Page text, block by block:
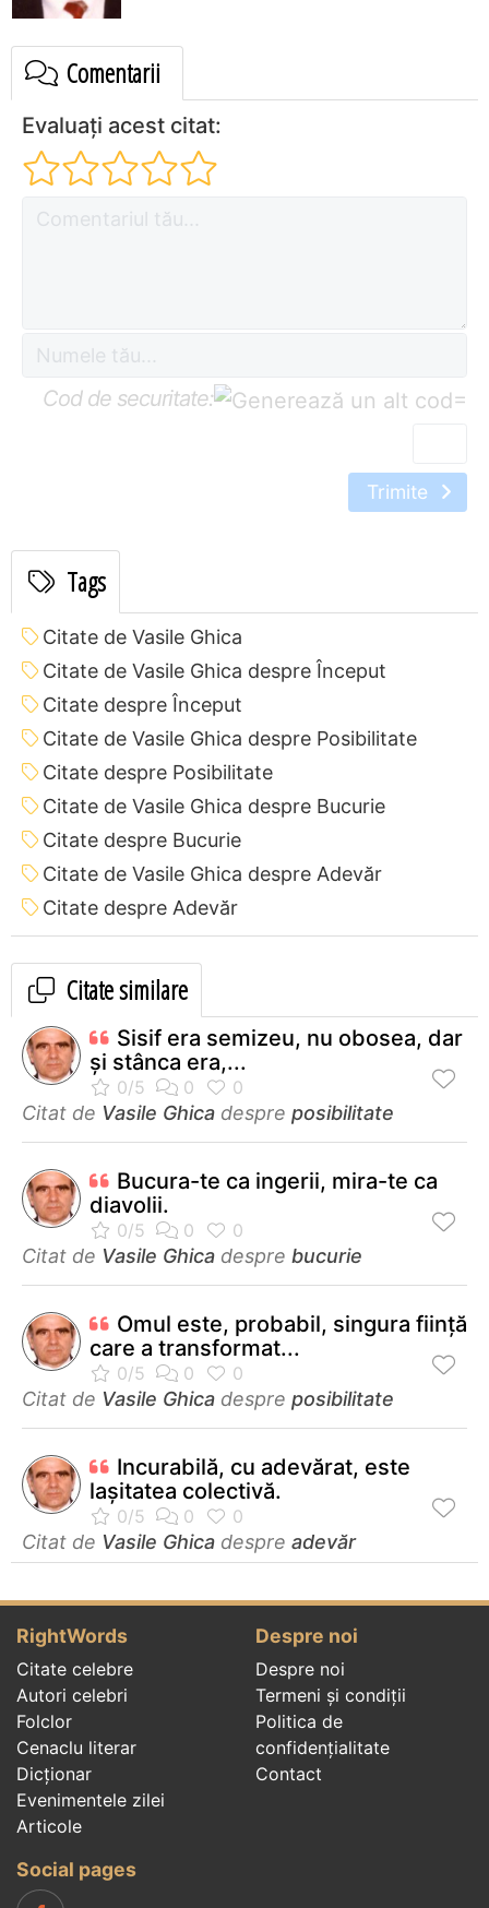
Comentarii
Evaluați acest citat:
Cod de securitate: =
Trimite
Tags
Citate de Vasile Ghica
Citate de Vasile Ghica despre Început
Citate despre Început
Citate de Vasile Ghica despre Posibilitate
Citate despre Posibilitate
Citate de Vasile Ghica despre Bucurie
Citate despre Bucurie
Citate de Vasile Ghica despre Adevăr
Citate despre Adevăr
Citate similare
Sisif era semizeu, nu obosea, dar
și stânca era,...
Citat de Vasile Ghica despre posibilitate
Bucura-te ca ingerii, mira-te ca
diavolii.
Citat de Vasile Ghica despre bucurie
Omul este, probabil, singura fiinţă
care a transformat...
Citat de Vasile Ghica despre posibilitate
Incurabilă, cu adevărat, este
laşitatea colectivă.
Citat de Vasile Ghica despre adevăr
RightWords
Citate celebre
Autori celebri
Folclor
Cenaclu literar
Dicționar
Evenimentele zilei
Articole
Despre noi
Despre noi
Termeni și condiții
Politica de
confidenţialitate
Contact
Social pages